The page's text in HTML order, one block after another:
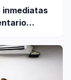
inmediatas